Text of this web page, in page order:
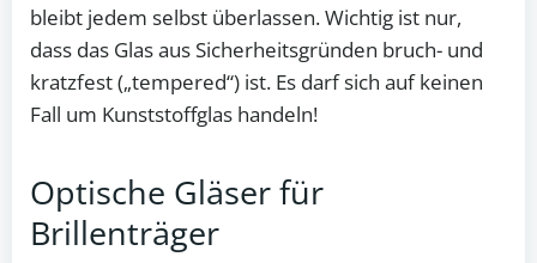
bleibt jedem selbst überlassen. Wichtig ist nur,
dass das Glas aus Sicherheitsgründen bruch- und
kratzfest („tempered“) ist. Es darf sich auf keinen
Fall um Kunststoffglas handeln!
Optische Gläser für
Brillenträger